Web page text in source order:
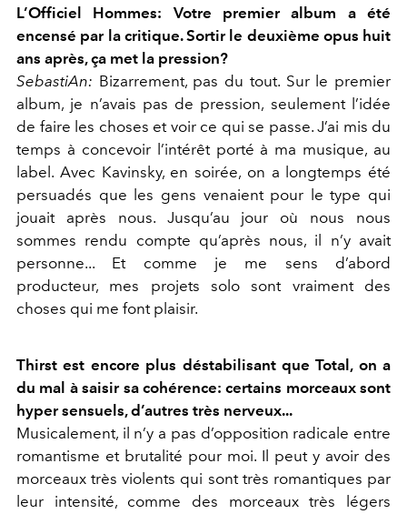
L’Officiel Hommes: Votre premier album a été
encensé par la critique. Sortir le deuxième opus huit
ans après, ça met la pression?
SebastiAn: Bizarrement, pas du tout. Sur le premier
album, je n’avais pas de pression, seulement l’idée
de faire les choses et voir ce qui se passe. J’ai mis du
temps à concevoir l’intérêt porté à ma musique, au
label. Avec Kavinsky, en soirée, on a longtemps été
persuadés que les gens venaient pour le type qui
jouait après nous. Jusqu’au jour où nous nous
sommes rendu compte qu’après nous, il n’y avait
personne... Et comme je me sens d’abord
producteur, mes projets solo sont vraiment des
choses qui me font plaisir.
Thirst est encore plus déstabilisant que Total, on a
du mal à saisir sa cohérence: certains morceaux sont
hyper sensuels, d’autres très nerveux...
Musicalement, il n’y a pas d’opposition radicale entre
romantisme et brutalité pour moi. Il peut y avoir des
morceaux très violents qui sont très romantiques par
leur intensité, comme des morceaux très légers